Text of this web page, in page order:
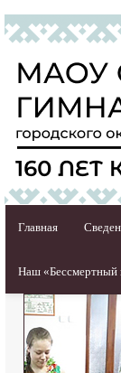
Главная
Наш «Бессмертный